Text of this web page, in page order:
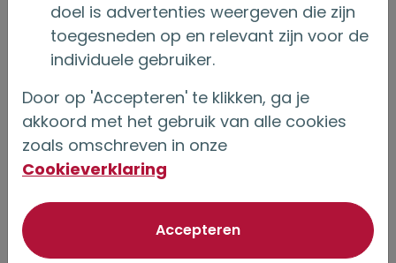
daarom alle relevante informatie om dit
te kunnen doen:
naam, adres en woonplaats van de
verzekeringnemer,
het polisnummer, de ingangsdatum
en de beëindigingsdatum van de
levensverzekering,
de som van de betaalde premies en
de waarde van de levensverzekering
doel is advertenties weergeven die zijn
toegesneden op en relevant zijn voor de
individuele gebruiker.
Door op 'Accepteren' te klikken, ga je
akkoord met het gebruik van alle cookies
zoals omschreven in onze
Cookieverklaring
Accepterenvan optionele